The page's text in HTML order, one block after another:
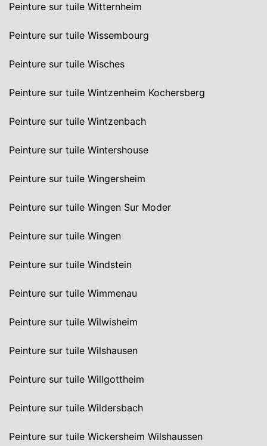
Peinture sur tuile Witternheim
Peinture sur tuile Wissembourg
Peinture sur tuile Wisches
Peinture sur tuile Wintzenheim Kochersberg
Peinture sur tuile Wintzenbach
Peinture sur tuile Wintershouse
Peinture sur tuile Wingersheim
Peinture sur tuile Wingen Sur Moder
Peinture sur tuile Wingen
Peinture sur tuile Windstein
Peinture sur tuile Wimmenau
Peinture sur tuile Wilwisheim
Peinture sur tuile Wilshausen
Peinture sur tuile Willgottheim
Peinture sur tuile Wildersbach
Peinture sur tuile Wickersheim Wilshaussen